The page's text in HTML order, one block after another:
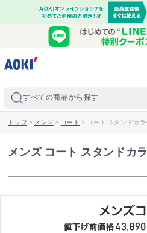
すべての商品から探す
トップ> メンズ > コート > コート スタンドカ
メンズ コート スタンドカ